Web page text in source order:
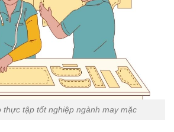
thực tập tốt nghiệp ngành may mặc